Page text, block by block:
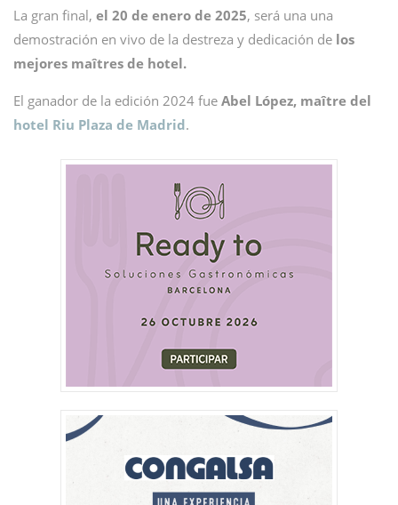
La gran final, el 20 de enero de 2025, será una una
demostración en vivo de la destreza y dedicación de los
mejores maîtres de hotel.
El ganador de la edición 2024 fue Abel López, maître del
hotel Riu Plaza de Madrid.